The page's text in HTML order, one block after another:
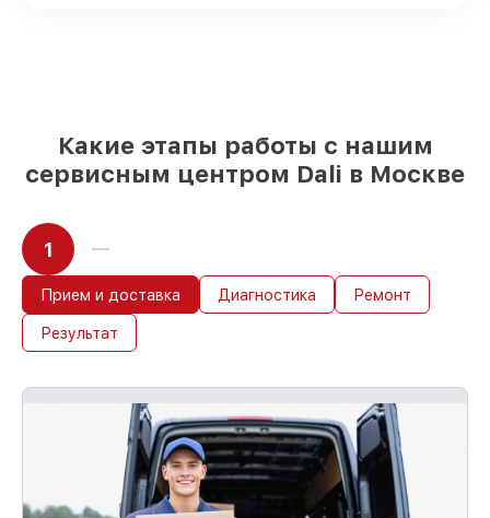
Какие этапы работы с нашим
сервисным центром Dali в Москве
1
Прием и доставка Диагностика Ремонт
Результат